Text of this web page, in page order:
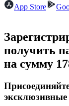
Фьючерсы с
App Store
получить
на сумму